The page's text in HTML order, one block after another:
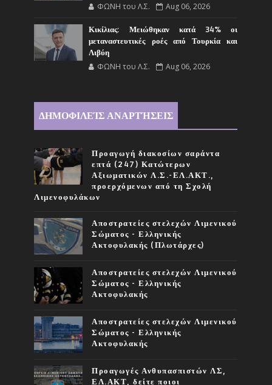
ΦΩΝΗ του Λ.Σ. Aug 06, 2026
Κικίλιας: Μειώθηκαν κατά 34% οι
μεταναστευτικές ροές από Τουρκία και
Λιβύη
ΦΩΝΗ του Λ.Σ. Aug 06, 2026
ΔΗΜΟΦΙΛΕΊΣ ΑΝΑΡΤΉΣΕΙΣ
Προαγωγή διακοσίων σαράντα
επτά (247) Κατώτερων
Αξιωματικών Λ.Σ.-ΕΛ.ΑΚΤ.,
προερχόμενων από τη Σχολή
Λιμενοφυλάκων
Αποστρατείες στελεχών Λιμενικού
Σώματος - Ελληνικής
Ακτοφυλακής (Πλωτάρχες)
Αποστρατείες στελεχών Λιμενικού
Σώματος - Ελληνικής
Ακτοφυλακής
Αποστρατείες στελεχών Λιμενικού
Σώματος - Ελληνικής
Ακτοφυλακής
Προαγωγές Ανθυπασπιστών ΛΣ,
ΕΛ.ΑΚΤ, δείτε ποιοι